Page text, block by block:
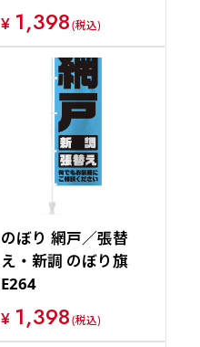
¥ 1,398(税込)
のぼり 網戸／張替
え・新調 のぼり旗
E264
¥ 1,398(税込)